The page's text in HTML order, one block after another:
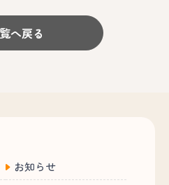
へ戻る
お知らせ